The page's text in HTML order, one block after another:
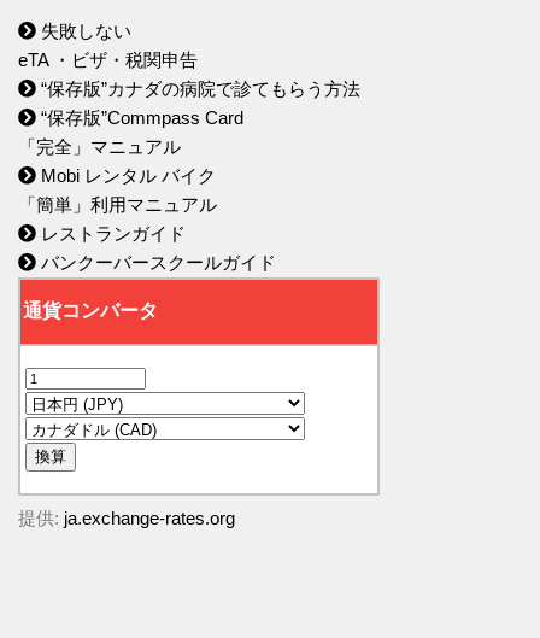
失敗しない
eTA ・ビザ・税関申告
“保存版”カナダの病院で診てもらう方法
“保存版”Commpass Card
「完全」マニュアル
Mobi レンタル バイク
「簡単」利用マニュアル
レストランガイド
バンクーバースクールガイド
提供: ja.exchange-rates.org